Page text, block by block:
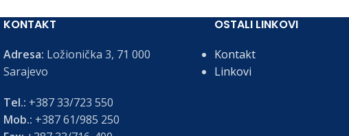
KONTAKT
Adresa: Ložionička 3, 71 000
Sarajevo
Tel.: +387 33/723 550
Mob.: +387 61/985 250
OSTALI LINKOVI
Kontakt
Linkovi